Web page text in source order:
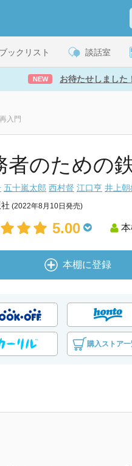
ブックリスト 談話室
NEW お待たせしました
入門
者のための
五十嵐太郎 西村督 江口亨 井上朝
(2022年8月10日発売)
5.00
本棚に登録
購入ストア